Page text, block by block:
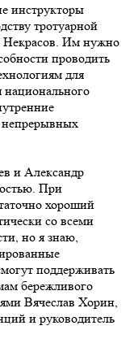
инструкторы
тротуарной
Некрасов. Им нужно
проводить
для
национального
непрерывных
и Александр
При
хороший
со всеми
но я знаю,
поддерживать
бережливого
Вячеслав Хорин,
и руководитель